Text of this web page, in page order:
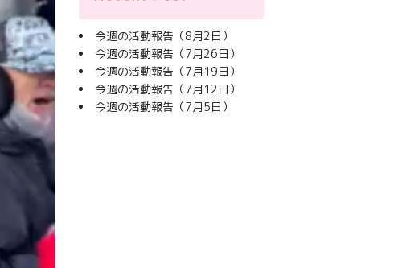
今週の活動報告（8月2日）
今週の活動報告（7月26日）
今週の活動報告（7月19日）
今週の活動報告（7月12日）
今週の活動報告（7月5日）